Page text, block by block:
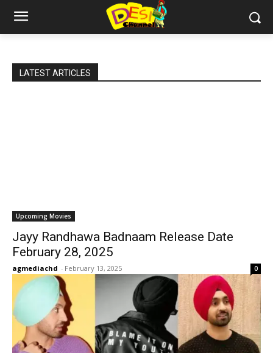
LATEST ARTICLES
Upcoming Movies
Jayy Randhawa Badnaam Release Date
February 28, 2025
agmediachd - February 13, 2025 0